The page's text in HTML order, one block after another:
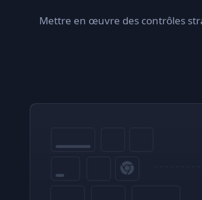
Mettre en œuvre des contrôles